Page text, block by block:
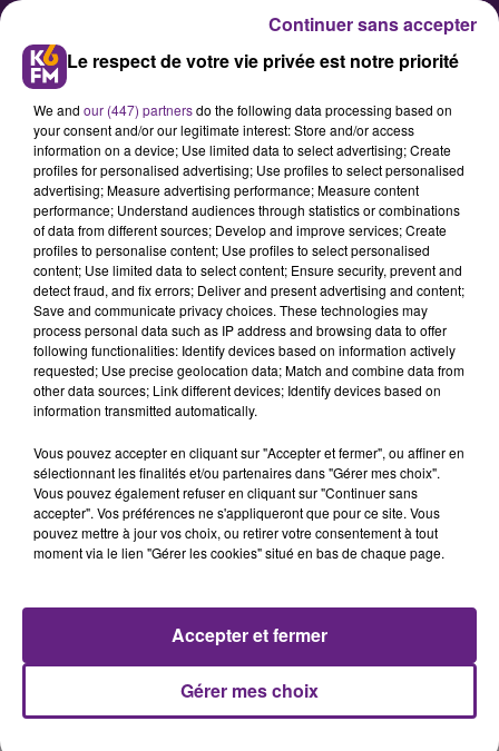
Judo : Hélène Receveaux, une
Dijonnaise en bronze
La judoka dijonnaise Hélène
Receveaux a remporté ce jeudi une
médaille de bronze aux
championnats d'Europe de judo à
Zabludina dans la petite finale pour
décrocher sa première récompense
Le respect de votre vie privée est notre priorité
We and our (447) partnersdo the following data processing based on
your consent and/or our legitimate interest: Store and/or access
information on a device; Use limited data to select advertising; Create
profiles for personalised advertising; Use profiles to select personalised
advertising; Measure advertising performance; Measure content
performance; Understand audiences through statistics or combinations
of data from different sources; Develop and improve services; Create
profiles to personalise content; Use profiles to select personalised
content; Use limited data to select content; Ensure security, prevent and
detect fraud, and fix errors; Deliver and present advertising and content;
Save and communicate privacy choices. These technologies may
process personal data such as IP address and browsing data to offer
following functionalities: Identify devices based on information actively
requested; Use precise geolocation data; Match and combine data from
other data sources; Link different devices; Identify devices based on
information transmitted automatically.
Vous pouvez accepter en cliquant sur "Accepter et fermer", ou affiner en
sélectionnant les finalités et/ou partenaires dans "Gérer mes choix".
Vous pouvez également refuser en cliquant sur "Continuer sans
accepter". Vos préférences ne s'appliqueront que pour ce site. Vous
pouvez mettre à jour vos choix, ou retirer votre consentement à tout
moment via le lien "Gérer les cookies" situé en bas de chaque page.
Gérer mes choix
Accepter et fermer
Continuer sans accepter